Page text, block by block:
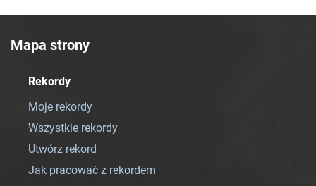
Mapa strony
Rekordy
Moje rekordy
Wszystkie rekordy
Utwórz rekord
Jak pracować z rekordem